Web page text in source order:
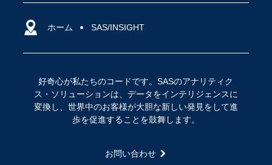
ホーム SAS/INSIGHT
好奇心が私たちのコードです。SASのアナリティク
ス・ソリューションは、データをインテリジェンスに
変換し、世界中のお客様が大胆な新しい発見をして進
歩を促進することを鼓舞します。
お問い合わせ
SASを選ぶ理由
アクセシビリティ
サポート
ソリューション
トレーニング
クラウド・コンピューティング
IoT